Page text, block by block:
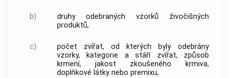
b)
druhy odebraných vzorků živočišných
produktů,
c)
počet zvířat, od kterých byly odebrány
vzorky, kategorie a stáří zvířat, způsob
krmení, jakost zkoušeného
krmiva,
doplňkové látky nebo premixu,